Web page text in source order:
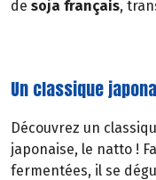
de soja français,
Un classique
Découvrez un
japonaise, le natto !
fermentées, il se